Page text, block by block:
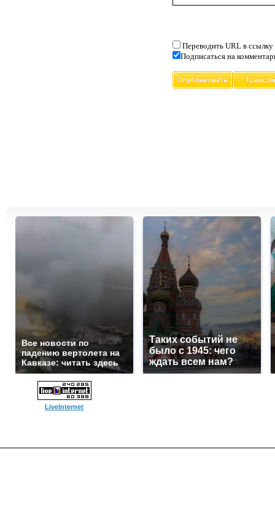
Переводить URL в ссылку
Подписаться на
Все новости по
падению вертолета на
Кавказе: читать здесь
Таких событий не
было с 1945: чего
ждать всем нам?
LiveInternet